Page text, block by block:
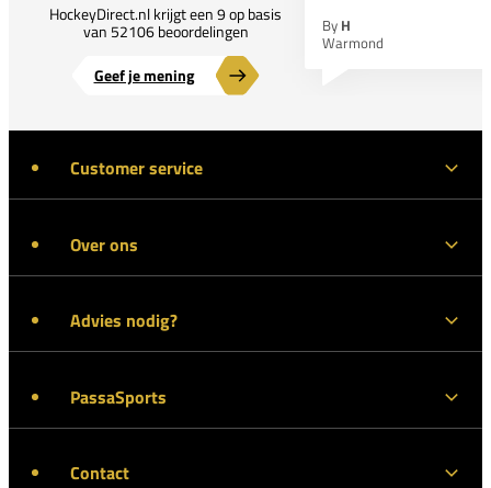
HockeyDirect.nl krijgt een 9 op basis
van 52106 beoordelingen
Geef je mening
By H
Warmond
Customer service
Over ons
Advies nodig?
PassaSports
Contact